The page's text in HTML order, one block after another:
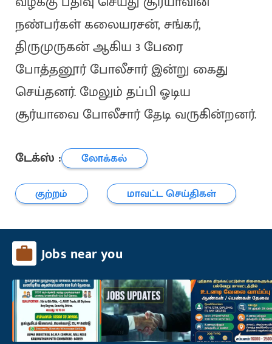
நண்பர்கள் கலையரசன், சங்கர்,
திருமுருகன் ஆகிய 3 பேரை
போத்தனூர் போலீசார் இன்று கைது
செய்தனர். மேலும் தப்பி ஓடிய
சூர்யாவை போலீசார் தேடி வருகின்றனர்.
டேக்ஸ் :
லோக்கல்
குற்றம்
மாவட்ட செய்திகள்
Jobs near you